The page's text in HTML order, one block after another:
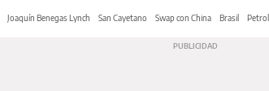
Joaquín Benegas Lynch San Cayetano Swap con China Brasil